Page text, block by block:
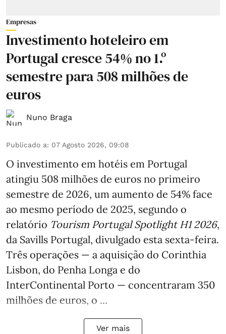
Empresas
Investimento hoteleiro em
Portugal cresce 54% no 1.º
semestre para 508 milhões de
euros
Nuno Braga
Publicado a: 07 Agosto 2026, 09:08
O investimento em hotéis em Portugal
atingiu 508 milhões de euros no primeiro
semestre de 2026, um aumento de 54% face
ao mesmo período de 2025, segundo o
relatório Tourism Portugal Spotlight H1 2026,
da Savills Portugal, divulgado esta sexta-feira.
Três operações — a aquisição do Corinthia
Lisbon, do Penha Longa e do
InterContinental Porto — concentraram 350
milhões de euros, o ...
Ver mais